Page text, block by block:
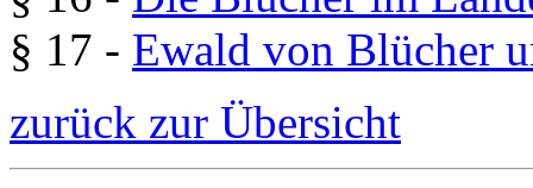
§ 17 - Ewald von Blücher
zurück zur Übersicht